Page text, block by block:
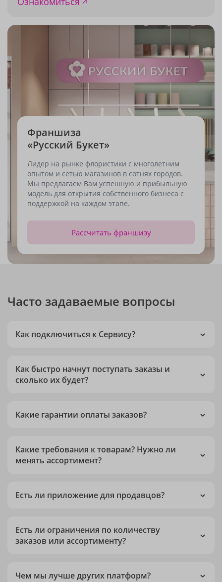
Франшиза
«Русский Букет»
Лидер на рынке флористики с многолетним
опытом и сетью магазинов в сотнях городов.
Мы предлагаем Вам успешную и прибыльную
модель для открытия собственного бизнеса с
поддержкой на каждом этапе.
Рассчитать франшизу
Часто задаваемые вопросы
Как подключиться к Сервису?
Как быстро начнут поступать заказы и
сколько их будет?
Какие гарантии оплаты заказов?
Какие требования к товарам? Нужно ли
менять ассортимент?
Есть ли приложение для продавцов?
Есть ли ограничения по количеству
заказов или ассортименту?
Чем мы лучше других платформ?